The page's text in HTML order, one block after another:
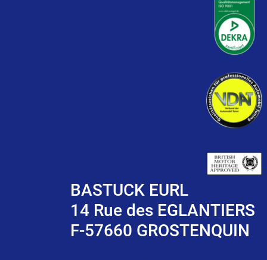
BASTUCK EURL
14 Rue des EGLANTIERS
F-57660 GROSTENQUIN